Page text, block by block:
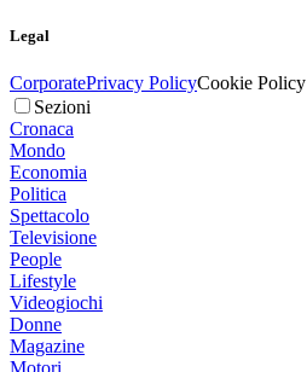
Legal
CorporatePrivacy PolicyCookie Policy
Sezioni
Cronaca
Mondo
Economia
Politica
Spettacolo
Televisione
People
Lifestyle
Videogiochi
Donne
Magazine
Motori